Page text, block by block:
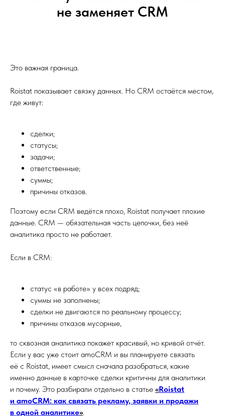
не заменяет CRM
Это важная граница.
Roistat показывает связку данных. Но CRM остаётся местом,
где живут:
сделки;
статусы;
задачи;
ответственные;
суммы;
причины отказов.
Поэтому если CRM ведётся плохо, Roistat получает плохие
данные. CRM — обязательная часть цепочки, без неё
аналитика просто не работает.
Если в CRM:
статус «в работе» у всех подряд;
суммы не заполнены;
сделки не двигаются по реальному процессу;
причины отказов мусорные,
то сквозная аналитика покажет красивый, но кривой отчёт.
Если у вас уже стоит amoCRM и вы планируете связать
её с Roistat, имеет смысл сначала разобраться, какие
именно данные в карточке сделки критичны для аналитики
и почему. Это разбирали отдельно в статье «Roistat
и amoCRM: как связать рекламу, заявки и продажи
в одной аналитике»